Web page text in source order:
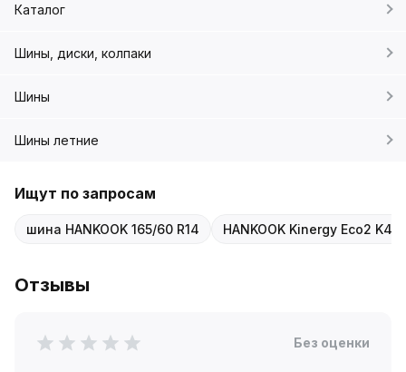
Каталог
Шины, диски, колпаки
Шины
Шины летние
Ищут по запросам
шина HANKOOK 165/60 R14 HANKOOK Kinergy Eco2
Отзывы
Без оценки